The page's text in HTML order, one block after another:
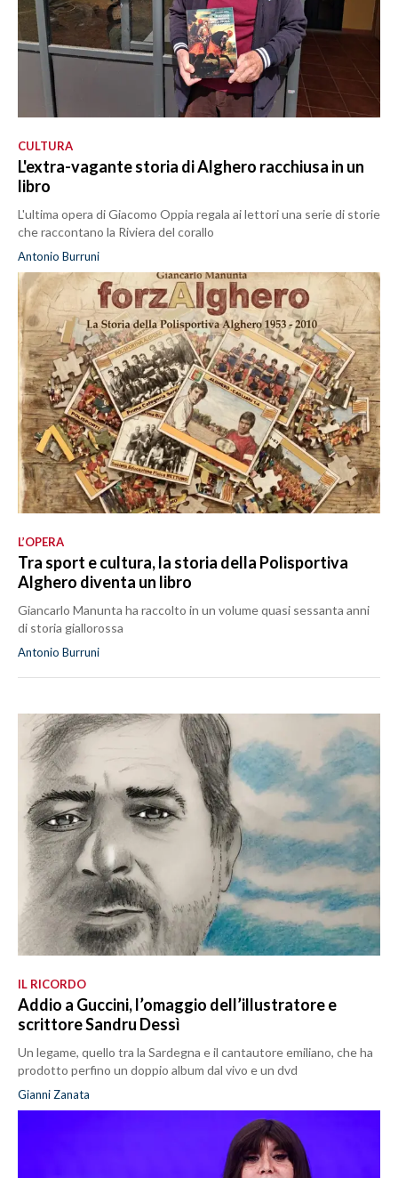
CULTURA
L'extra-vagante storia di Alghero racchiusa in un
libro
L'ultima opera di Giacomo Oppia regala ai lettori una serie di storie
che raccontano la Riviera del corallo
Antonio Burruni
L’OPERA
Tra sport e cultura, la storia della Polisportiva
Alghero diventa un libro
Giancarlo Manunta ha raccolto in un volume quasi sessanta anni
di storia giallorossa
Antonio Burruni
IL RICORDO
Addio a Guccini, l’omaggio dell’illustratore e
scrittore Sandru Dessì
Un legame, quello tra la Sardegna e il cantautore emiliano, che ha
prodotto perfino un doppio album dal vivo e un dvd
Gianni Zanata